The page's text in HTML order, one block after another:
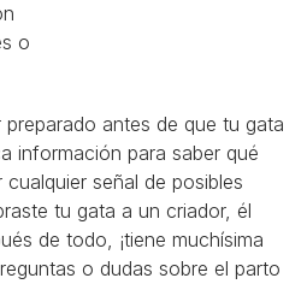
o
preparado antes de que tu gata
información para saber qué
señal de posibles
tu gata a un criador, él
de todo, ¡tiene muchísima
o dudas sobre el parto